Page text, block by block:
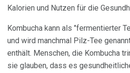
Kalorien und Nutzen für die
Kombucha kann als "fermentierter
und wird manchmal Pilz-Tee
enthält. Menschen, die Kombucha
sie glauben, dass es